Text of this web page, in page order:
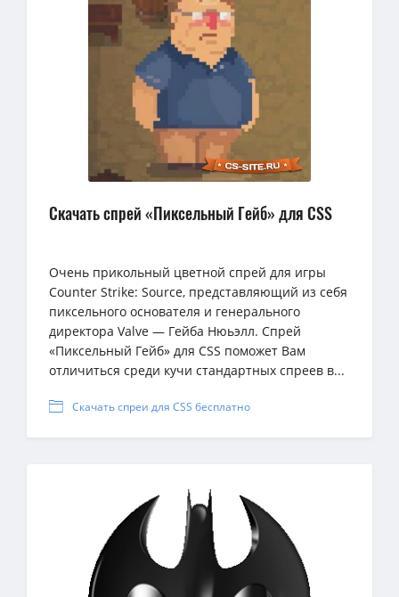
Скачать спрей «Пиксельный Гейб» для CSS
Очень прикольный цветной спрей для игры
Counter Strike: Source, представляющий из себя
пиксельного основателя и генерального
директора Valve — Гейба Нюьэлл. Спрей
«Пиксельный Гейб» для CSS поможет Вам
отличиться среди кучи стандартных спреев в...
Скачать спреи для CSS бесплатно